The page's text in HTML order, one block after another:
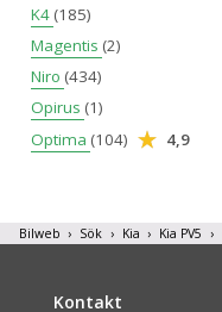
K4 (185)
Magentis (2)
Niro (434)
Opirus (1)
Optima (104) 4,9
Bilweb Sök Kia Kia PV5
Kontakt